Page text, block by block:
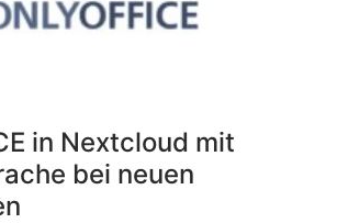
in Nextcloud mit
bei neuen